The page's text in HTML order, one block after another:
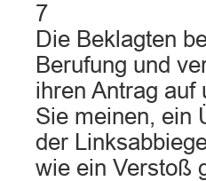
7
Die Beklagten
Berufung und
ihren Antrag auf
Sie meinen, ein
der
wie ein Verstoß